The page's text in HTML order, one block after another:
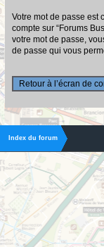
Votre mot de passe est
compte sur “Forums
votre mot de passe,
de passe qui vous
Retour à l’écran de
Index du forum